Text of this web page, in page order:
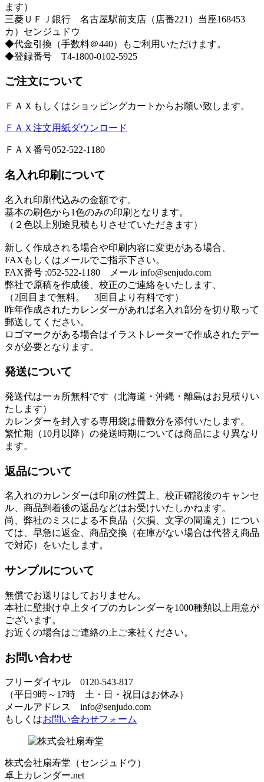
ます）
三菱ＵＦＪ銀行 名古屋駅前支店（店番221）当座168453
カ）センジュドウ
◆代金引換（手数料＠440）もご利用いただけます。
◆登録番号 T4-1800-0102-5925
ご注文について
ＦＡＸもしくはショッピングカートからお願い致します。
ＦＡＸ注文用紙ダウンロード
ＦＡＸ番号052-522-1180
名入れ印刷について
名入れ印刷代込みの金額です。
基本の刷色から1色のみの印刷となります。
（２色以上別途見積もりさせていただきます）
新しく作成される場合や印刷内容に変更がある場合、
FAXもしくはメールでご指示下さい。
FAX番号 :052-522-1180 メール info@senjudo.com
弊社で原稿を作成後、校正のご連絡をいたします、
（2回目まで無料。 3回目より有料です）
昨年作成されたカレンダーがあれば名入れ部分を切り取って
郵送してください。
ロゴマークがある場合はイラストレーターで作成されたデー
タが必要となります。
発送について
発送代は一ヵ所無料です（北海道・沖縄・離島はお見積りい
たします）
カレンダーを封入する専用袋は冊数分を添付いたします。
繁忙期（10月以降）の発送時期については商品により異なり
ます。
返品について
名入れのカレンダーは印刷の性質上、校正確認後のキャンセ
ル、商品到着後の返品などはお受けいたしかねます。
尚、弊社のミスによる不良品（欠損、文字の間違え）につい
ては、早急に返金、商品交換（在庫がない場合は代替え商品
で対応）をいたします。
サンプルについて
無償でお送りはしておりません。
本社に壁掛け卓上タイプのカレンダーを1000種類以上用意が
ございます。
お近くの場合はご連絡の上ご来社ください。
お問い合わせ
フリーダイヤル 0120-543-817
（平日9時～17時 土・日・祝日はお休み）
メールアドレス info@senjudo.com
もしくはお問い合わせフォーム
株式会社扇寿堂（センジュドウ）
卓上カレンダー.net